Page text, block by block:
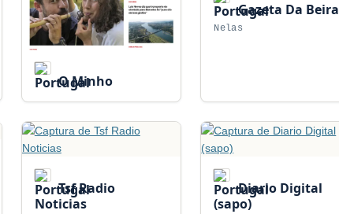
O Minho
Gazeta Da Beira
Nelas
Tsf Radio
Noticias
Diario Digital
(sapo)